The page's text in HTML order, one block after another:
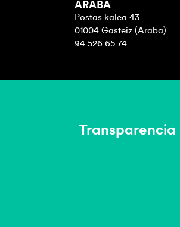
ARABA
Postas kalea 43
01004 Gasteiz (Araba)
94 526 65 74
Transparencia